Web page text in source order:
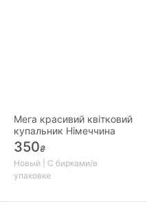
Мега красивий квітковий
купальник Німеччина
350₴
Новый | С бирками/в
упаковке